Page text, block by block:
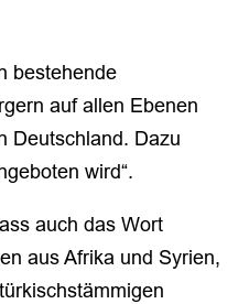
bestehende
auf allen Ebenen
Deutschland. Dazu
wird“.
auch das Wort
aus Afrika und Syrien,